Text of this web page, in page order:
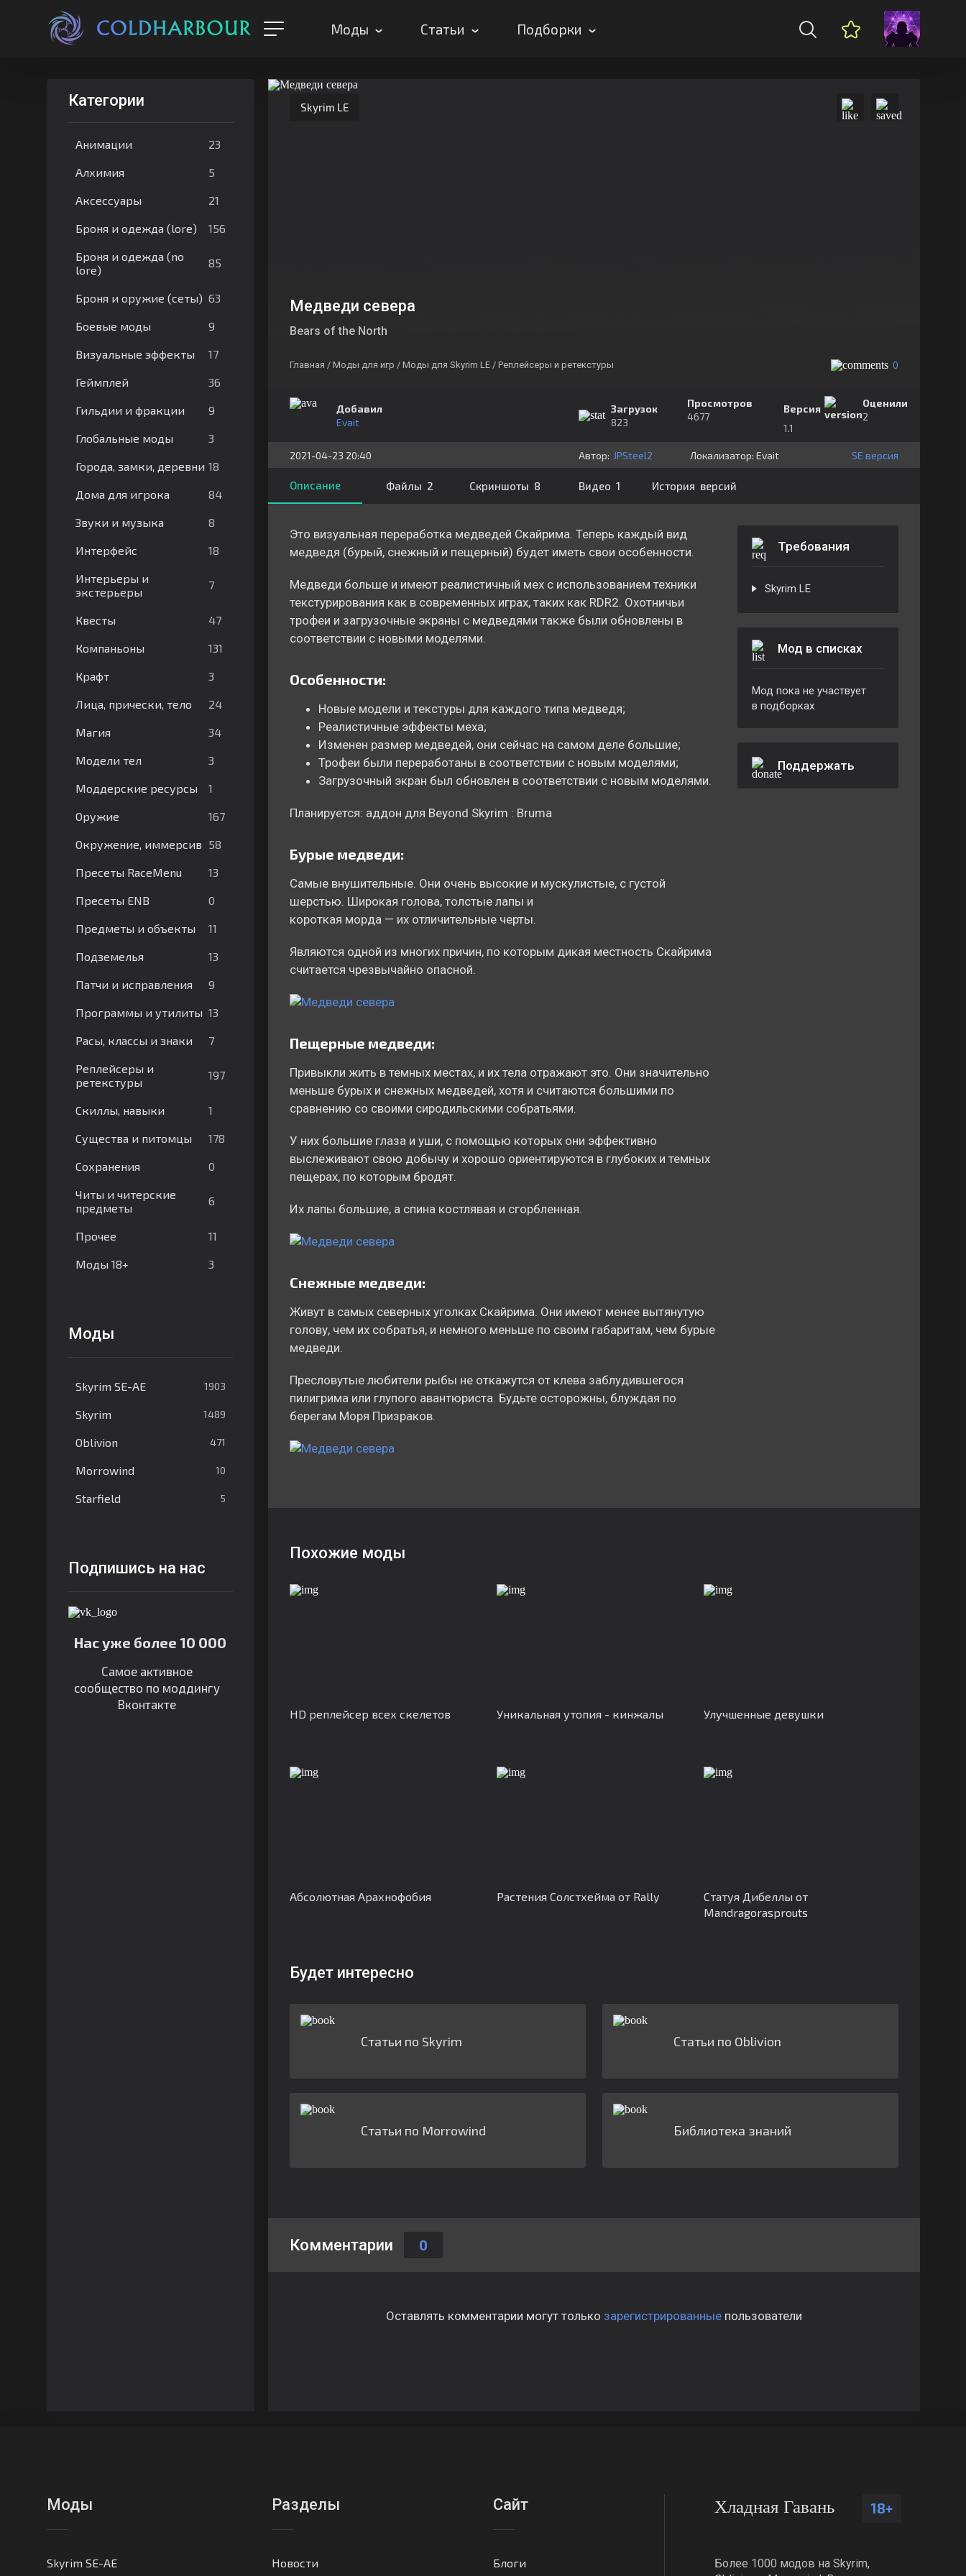
Моды Статьи Подборки
Категории
Анимации 23
Алхимия 5
Аксессуары 21
Броня и одежда (lore) 156
Броня и одежда (no
lore)
85
Броня и оружие (сеты) 63
Боевые моды 9
Визуальные эффекты 17
Геймплей 36
Гильдии и фракции 9
Глобальные моды 3
Города, замки, деревни 18
Дома для игрока 84
Звуки и музыка 8
Интерфейс 18
Интерьеры и
экстерьеры
7
Квесты 47
Компаньоны 131
Крафт 3
Лица, прически, тело 24
Магия 34
Модели тел 3
Моддерские ресурсы 1
Оружие 167
Окружение, иммерсив 58
Пресеты RaceMenu 13
Пресеты ENB 0
Предметы и объекты 11
Подземелья 13
Патчи и исправления 9
Программы и утилиты 13
Расы, классы и знаки 7
Реплейсеры и
ретекстуры
197
Скиллы, навыки 1
Существа и питомцы 178
Сохранения 0
Читы и читерские
предметы
6
Прочее 11
Моды 18+ 3
Моды
Skyrim SE-AE 1903
Skyrim 1489
Oblivion 471
Morrowind 10
Starfield 5
Подпишись на нас
Нас уже более 10 000
Самое активное
сообщество по моддингу
Вконтакте
Skyrim LE
Медведи севера
Bears of the North
Главная / Моды для игр / Моды для Skyrim LE / Реплейсеры и ретекстуры 0
Добавил
Evait
Загрузок
823
Просмотров
4677
Версия
1.1
Оценили
2
2021-04-23 20:40 Автор: JPSteel2 Локализатор: ⁣⁣⁣Evait SE версия
Описание Файлы 2 Скриншоты 8 Видео 1 История версий
Это визуальная переработка медведей Скайрима. Теперь каждый вид
медведя (бурый, снежный и пещерный) будет иметь свои особенности.
Медведи больше и имеют реалистичный мех с использованием техники
текстурирования как в современных играх, таких как RDR2. Охотничьи
трофеи и загрузочные экраны с медведями также были обновлены в
соответствии с новыми моделями.
Особенности:
Новые модели и текстуры для каждого типа медведя;
Реалистичные эффекты меха;
Изменен размер медведей, они сейчас на самом деле большие;
Трофеи были переработаны в соответствии с новым моделями;
Загрузочный экран был обновлен в соответствии с новым моделями.
Планируется: аддон для Beyond Skyrim : Bruma
Бурые медведи:
Самые внушительные. Они очень высокие и мускулистые, с густой
шерстью. Широкая голова, толстые лапы и
короткая морда — их отличительные черты.
Являются одной из многих причин, по которым дикая местность Скайрима
считается чрезвычайно опасной.
Пещерные медведи:
Привыкли жить в темных местах, и их тела отражают это. Они значительно
меньше бурых и снежных медведей, хотя и считаются большими по
сравнению со своими сиродильскими собратьями.
У них большие глаза и уши, с помощью которых они эффективно
выслеживают свою добычу и хорошо ориентируются в глубоких и темных
пещерах, по которым бродят.
Их лапы большие, а спина костлявая и сгорбленная.
Снежные медведи:
Живут в самых северных уголках Скайрима. Они имеют менее вытянутую
голову, чем их собратья, и немного меньше по своим габаритам, чем бурые
медведи.
Пресловутые любители рыбы не откажутся от клева заблудившегося
пилигрима или глупого авантюриста. Будьте осторожны, блуждая по
берегам Моря Призраков.
Требования
Skyrim LE
Мод в списках
Мод пока не участвует
в подборках
Поддержать
Похожие моды
HD реплейсер всех скелетов Уникальная утопия - кинжалы Улучшенные девушки
Абсолютная Арахнофобия Растения Солстхейма от Rally
Статуя Дибеллы от
Mandragorasprouts
Будет интересно
Статьи по Skyrim Статьи по Oblivion
Статьи по Morrowind Библиотека знаний
Комментарии 0
Оставлять комментарии могут только зарегистрированныепользователи
Моды
Skyrim SE-AE
Разделы
Новости
Сайт
Блоги
Хладная Гавань 18+
Более 1000 модов на Skyrim,